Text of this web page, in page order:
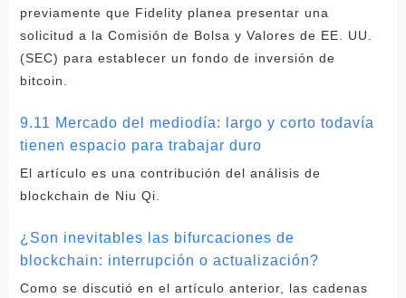
previamente que Fidelity planea presentar una
solicitud a la Comisión de Bolsa y Valores de EE. UU.
(SEC) para establecer un fondo de inversión de
bitcoin.
9.11 Mercado del mediodía: largo y corto todavía
tienen espacio para trabajar duro
El artículo es una contribución del análisis de
blockchain de Niu Qi.
¿Son inevitables las bifurcaciones de
blockchain: interrupción o actualización?
Como se discutió en el artículo anterior, las cadenas